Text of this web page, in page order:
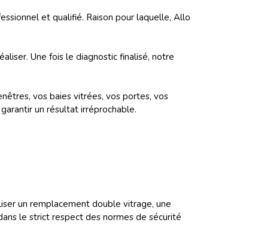
et qualifié. Raison pour laquelle, Allo
Une fois le diagnostic finalisé, notre
vos baies vitrées, vos portes, vos
un résultat irréprochable.
un remplacement double vitrage, une
le strict respect des normes de sécurité